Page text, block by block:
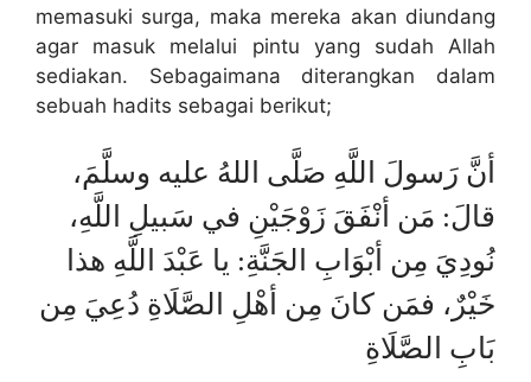
memasuki surga, maka mereka akan diundang
agar masuk melalui pintu yang sudah Allah
sediakan. Sebagaimana diterangkan dalam
sebuah hadits sebagai berikut;
أنَّ رَسولَ اللَّهِ صَلَّى اللهُ عليه وسلَّمَ،
قالَ: مَن أنْفَقَ زَوْجَيْنِ في سَبيلِ اللَّهِ،
نُودِيَ مِن أبْوَابِ الجَنَّةِ: يا عَبْدَ اللَّهِ هذا
خَيْرٌ، فمَن كانَ مِن أهْلِ الصَّلَاةِ دُعِيَ مِن
بَابِ الصَّلَاةِ